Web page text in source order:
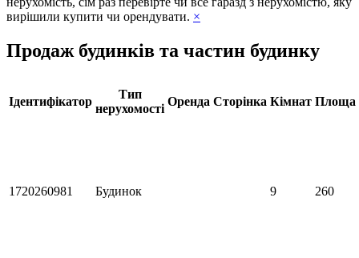
вирішили купити чи орендувати. ×
Продаж будинків та частин будинку
Ідентифікатор
Тип
нерухомості
Оренда Сторінка Кімнат Площа
1720260981 Будинок 9 260